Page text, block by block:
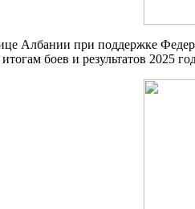
Албании при поддержке
боев и результатов 2025